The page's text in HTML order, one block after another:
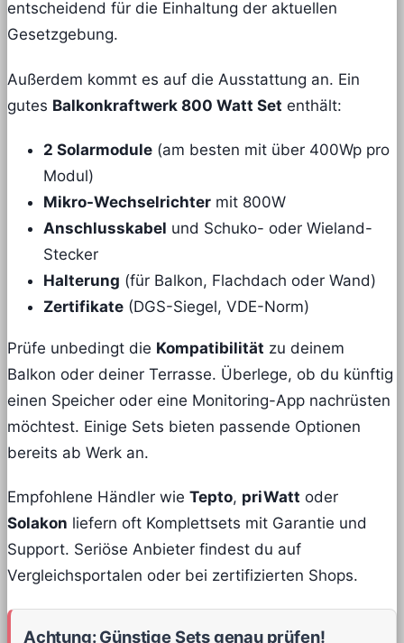
entscheidend für die Einhaltung der aktuellen
Gesetzgebung.
Außerdem kommt es auf die Ausstattung an. Ein
gutes Balkonkraftwerk 800 Watt Set enthält:
2 Solarmodule (am besten mit über 400Wp pro
Modul)
Mikro-Wechselrichter mit 800W
Anschlusskabel und Schuko- oder Wieland-
Stecker
Halterung (für Balkon, Flachdach oder Wand)
Zertifikate (DGS-Siegel, VDE-Norm)
Prüfe unbedingt die Kompatibilität zu deinem
Balkon oder deiner Terrasse. Überlege, ob du künftig
einen Speicher oder eine Monitoring-App nachrüsten
möchtest. Einige Sets bieten passende Optionen
bereits ab Werk an.
Empfohlene Händler wie Tepto, priWatt oder
Solakon liefern oft Komplettsets mit Garantie und
Support. Seriöse Anbieter findest du auf
Vergleichsportalen oder bei zertifizierten Shops.
Achtung: Günstige Sets genau prüfen!